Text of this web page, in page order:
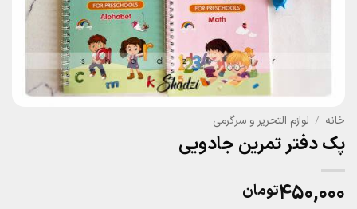
خانه / لوازم التحریر و سرگرمی
پک دفتر تمرین جادویی
۴۵۰,۰۰۰تومان